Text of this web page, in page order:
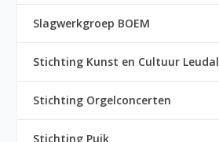
Slagwerkgroep BOEM
Stichting Kunst en Cultuur Leudal
Stichting Orgelconcerten
Stichting Puik